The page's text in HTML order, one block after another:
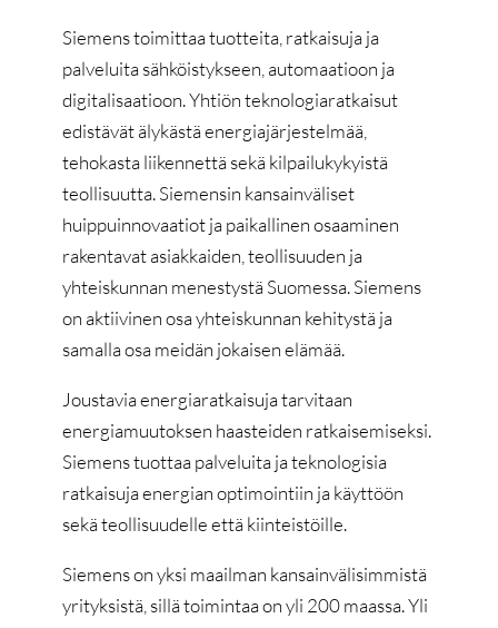
Siemens toimittaa tuotteita, ratkaisuja ja
palveluita sähköistykseen, automaatioon ja
digitalisaatioon. Yhtiön teknologiaratkaisut
edistävät älykästä energiajärjestelmää,
tehokasta liikennettä sekä kilpailukykyistä
teollisuutta. Siemensin kansainväliset
huippuinnovaatiot ja paikallinen osaaminen
rakentavat asiakkaiden, teollisuuden ja
yhteiskunnan menestystä Suomessa. Siemens
on aktiivinen osa yhteiskunnan kehitystä ja
samalla osa meidän jokaisen elämää.
Joustavia energiaratkaisuja tarvitaan
energiamuutoksen haasteiden ratkaisemiseksi.
Siemens tuottaa palveluita ja teknologisia
ratkaisuja energian optimointiin ja käyttöön
sekä teollisuudelle että kiinteistöille.
Siemens on yksi maailman kansainvälisimmistä
yrityksistä, sillä toimintaa on yli 200 maassa. Yli